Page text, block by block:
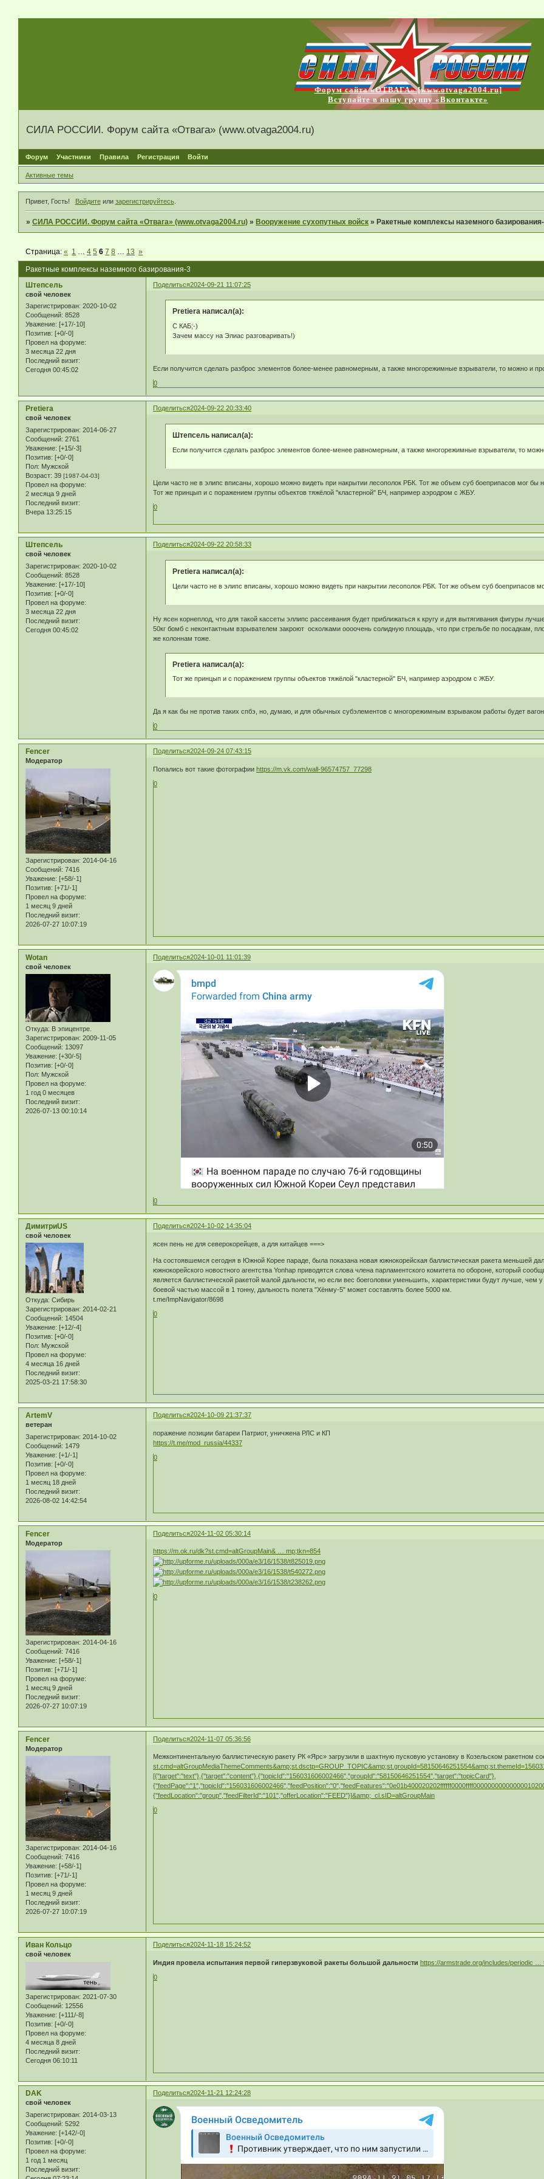
Форум сайта «ОТВАГА» [www.otvaga2004.ru]
Вступайте в нашу группу «Вконтакте»
СИЛА РОССИИ. Форум сайта «Отвага» (www.otvaga2004.ru)
Форум Участники Правила Регистрация Войти
Активные темы
Привет, Гость! Войдитеили зарегистрируйтесь.
»СИЛА РОССИИ. Форум сайта «Отвага» (www.otvaga2004.ru) » Вооружение сухопутных войск » Ракетные комплексы наземного
Ракетные комплексы наземного базирования-3
Страница:« 1 4 5 6 7 8 13 »
Поделиться2024-09-21 11:07:25
Штепсель
свой человек
Зарегистрирован: 2020-10-02
Сообщений: 8528
Уважение: [+17/-10]
Позитив: [+0/-0]
Провел на форуме:
3 месяца 22 дня
Последний визит:
Сегодня 00:45:02
Pretiera написал(а):
С КАБ;-)
Зачем массу на Элиас разговаривать!)
Если получится сделать разброс элементов более-менее равномерным, а также многорежимные взрыватели, то можно и
0
Поделиться2024-09-22 20:33:40
Pretiera
свой человек
Зарегистрирован: 2014-06-27
Сообщений: 2761
Уважение: [+15/-3]
Позитив: [+0/-0]
Пол: Мужской
Возраст: 39 [1987-04-03]
Провел на форуме:
2 месяца 9 дней
Последний визит:
Вчера 13:25:15
Штепсель написал(а):
Если получится сделать разброс элементов более-менее равномерным, а также многорежимные взрыватели, то
Цели часто не в элипс вписаны, хорошо можно видеть при накрытии лесополок РБК. Тот же объем суб боеприпасов мог бы
Тот же принцып и с поражением группы объектов тяжёлой "кластерной" БЧ, например аэродром с ЖБУ.
0
Поделиться2024-09-22 20:58:33
Штепсель
свой человек
Зарегистрирован: 2020-10-02
Сообщений: 8528
Уважение: [+17/-10]
Позитив: [+0/-0]
Провел на форуме:
3 месяца 22 дня
Последний визит:
Сегодня 00:45:02
Pretiera написал(а):
Цели часто не в элипс вписаны, хорошо можно видеть при накрытии лесополок РБК. Тот же объем суб боеприпасов
Ну ясен корнеплод, что для такой кассеты эллипс рассеивания будет приближаться к кругу и для вытягивания фигуры
50кг бомб с неконтактным взрывателем закроют осколками оооочень солидную площадь, что при стрельбе по посадкам,
же колоннам тоже.
Pretiera написал(а):
Тот же принцып и с поражением группы объектов тяжёлой "кластерной" БЧ, например аэродром с ЖБУ.
Да я как бы не против таких спбэ, но, думаю, и для обычных субэлементов с многорежимным взрываком работы будет
0
Поделиться2024-09-24 07:43:15
Fencer
Модератор
Зарегистрирован: 2014-04-16
Сообщений: 7416
Уважение: [+58/-1]
Позитив: [+71/-1]
Провел на форуме:
1 месяц 9 дней
Последний визит:
2026-07-27 10:07:19
Попались вот такие фотографииhttps://m.vk.com/wall-96574757_77298
0
Поделиться2024-10-01 11:01:39
Wotan
свой человек
Откуда: В эпицентре.
Зарегистрирован: 2009-11-05
Сообщений: 13097
Уважение: [+30/-5]
Позитив: [+0/-0]
Пол: Мужской
Провел на форуме:
1 год 0 месяцев
Последний визит:
2026-07-13 00:10:14
0
Поделиться2024-10-02 14:35:04
ДимитриUS
свой человек
Откуда: Сибирь
Зарегистрирован: 2014-02-21
Сообщений: 14504
Уважение: [+12/-4]
Позитив: [+0/-0]
Пол: Мужской
Провел на форуме:
4 месяца 16 дней
Последний визит:
2025-03-21 17:58:30
ясен пень не для северокорейцев, а для китайцев ===>
На состоявшемся сегодня в Южной Корее параде, была показана новая южнокорейская баллистическая ракета меньшей
южнокорейского новостного агентства Yonhap приводятся слова члена парламентского комитета по обороне, который
является баллистической ракетой малой дальности, но если вес боеголовки уменьшить, характеристики будут лучше,
боевой частью массой в 1 тонну, дальность полета "Хёнму-5" может составлять более 5000 км.
t.me/ImpNavigator/8698
0
Поделиться2024-10-09 21:37:37
ArtemV
ветеран
Зарегистрирован: 2014-10-02
Сообщений: 1479
Уважение: [+1/-1]
Позитив: [+0/-0]
Провел на форуме:
1 месяц 18 дней
Последний визит:
2026-08-02 14:42:54
поражение позиции батареи Патриот, уничжена РЛС и КП
https://t.me/mod_russia/44337
0
Поделиться2024-11-02 05:30:14
Fencer
Модератор
Зарегистрирован: 2014-04-16
Сообщений: 7416
Уважение: [+58/-1]
Позитив: [+71/-1]
Провел на форуме:
1 месяц 9 дней
Последний визит:
2026-07-27 10:07:19
https://m.ok.ru/dk?st.cmd=altGroupMain& … mp;tkn=854
0
Поделиться2024-11-07 05:36:56
Fencer
Модератор
Зарегистрирован: 2014-04-16
Сообщений: 7416
Уважение: [+58/-1]
Позитив: [+71/-1]
Провел на форуме:
1 месяц 9 дней
Последний визит:
2026-07-27 10:07:19
Межконтинентальную баллистическую ракету РК «Ярс» загрузили в шахтную пусковую установку в Козельском ракетном
[{"target":"text"},{"target":"content"},{"topicId":"156031606002466","groupId":"58150646251554","target":"topicCard"},
{"feedLocation":"group","feedFilterId":"101","offerLocation":"FEED"}]&amp;_cl.sID=altGroupMain
0
Поделиться2024-11-18 15:24:52
Иван Кольцо
свой человек
Зарегистрирован: 2021-07-30
Сообщений: 12556
Уважение: [+111/-8]
Позитив: [+0/-0]
Провел на форуме:
4 месяца 8 дней
Последний визит:
Сегодня 06:10:11
Индия провела испытания первой гиперзвуковой ракеты большой дальности https://armstrade.org/includes/periodic …
0
Поделиться2024-11-21 12:24:28
DAK
свой человек
Зарегистрирован: 2014-03-13
Сообщений: 5292
Уважение: [+142/-0]
Позитив: [+0/-0]
Провел на форуме:
1 год 1 месяц
Последний визит: